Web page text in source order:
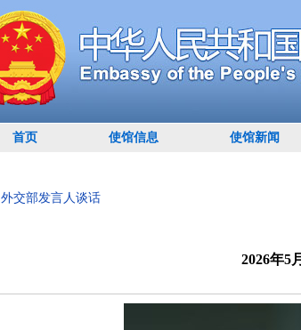
首页 使馆信息 使馆新闻
外交部发言人谈话
2026年5